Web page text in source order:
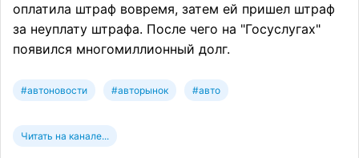
оплатила штраф вовремя, затем ей пришел штраф
за неуплату штрафа. После чего на "Госуслугах"
появился многомиллионный долг.
#автоновости #авторынок #авто
Читать на канале...